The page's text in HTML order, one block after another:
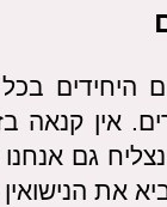
היחידים
אין קנאה
גם
את